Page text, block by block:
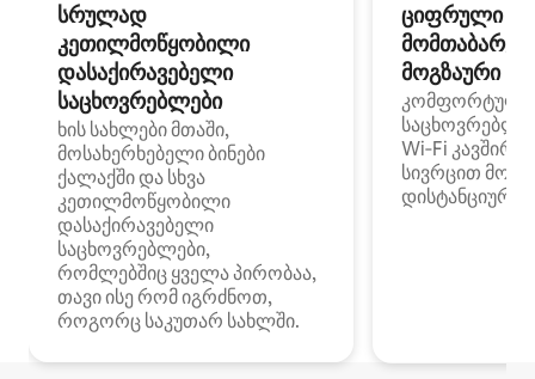
სრულად
კეთილმოწყობილი
დასაქირავებელი
საცხოვრებლები
ხის სახლები მთაში,
მოსახერხებელი ბინები
ქალაქში და სხვა
კეთილმოწყობილი
დასაქირავებელი
საცხოვრებლები,
რომლებშიც ყველა პირობაა,
თავი ისე რომ იგრძნოთ,
როგორც საკუთარ სახლში.
ციფრული
მოგზაური
კომფორტული
Wi‑Fi
სივრცით
დისტანციური